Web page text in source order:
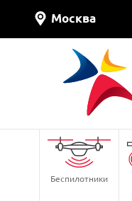
Москва
Беспилотники